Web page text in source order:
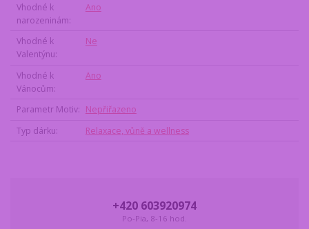
Vhodné k
narozeninám
Ano
Vhodné k
Valentýnu
Ne
Vhodné k
Vánocům
Ano
Parametr Motiv
Nepřiřazeno
Typ dárku
Relaxace, vůně a wellness
+420 603920974
Po-Pia, 8-16 hod.